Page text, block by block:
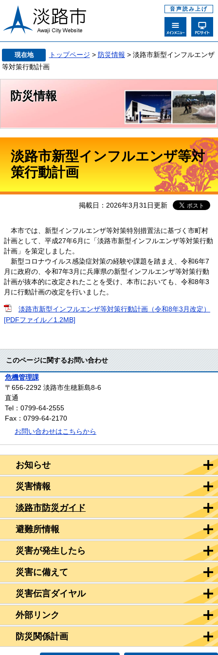
音声読み上げ
現在地 トップページ > 防災情報 > 淡路市新型インフルエンザ
等対策行動計画
防災情報
お知らせ
災害情報
淡路市防災ガイド
避難所情報
災害が発生したら
災害に備えて
災害伝言ダイヤル
外部リンク
防災関係計画
淡路市新型インフルエンザ等対
策行動計画
掲載日：2026年3月31日更新
本市では、新型インフルエンザ等対策特別措置法に基づく市町村
計画として、平成27年6月に「淡路市新型インフルエンザ等対策行動
計画」を策定しました。
新型コロナウイルス感染症対策の経験や課題を踏まえ、令和6年7
月に政府の、令和7年3月に兵庫県の新型インフルエンザ等対策行動
計画が抜本的に改定されたことを受け、本市においても、令和8年3
月に行動計画の改定を行いました。
淡路市新型インフルエンザ等対策行動計画（令和8年3月改定）
[PDFファイル／1.2MB]
このページに関するお問い合わせ
危機管理課
〒656-2292 淡路市生穂新島8-6
直通
Tel：0799-64-2555
Fax：0799-64-2170
お問い合わせはこちらから